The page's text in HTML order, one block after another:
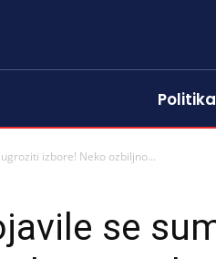
Politika
izbore! Neko ozbiljno...
se